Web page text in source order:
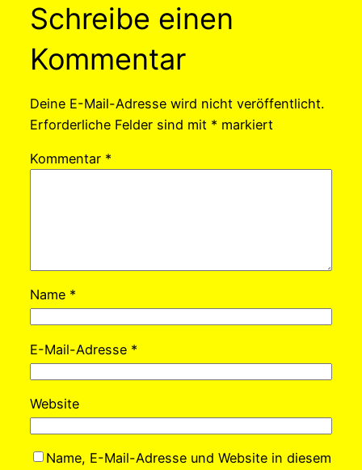
Schreibe einen
Kommentar
Deine E-Mail-Adresse wird nicht veröffentlicht.
Erforderliche Felder sind mit * markiert
Kommentar *
Name *
E-Mail-Adresse *
Website
Name, E-Mail-Adresse und Website in diesem